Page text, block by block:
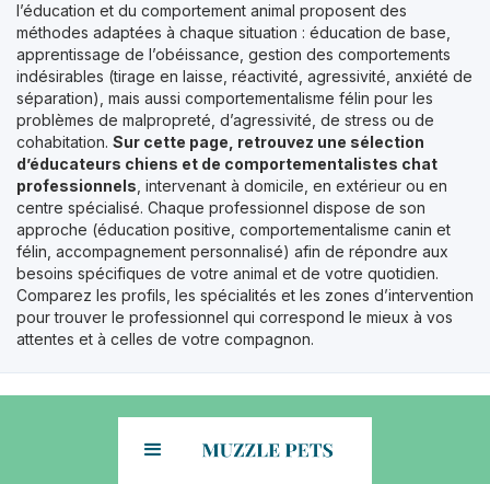
l’éducation et du comportement animal proposent des
méthodes adaptées à chaque situation : éducation de base,
apprentissage de l’obéissance, gestion des comportements
indésirables (tirage en laisse, réactivité, agressivité, anxiété de
séparation), mais aussi comportementalisme félin pour les
problèmes de malpropreté, d’agressivité, de stress ou de
cohabitation. Sur cette page, retrouvez une sélection
d’éducateurs chiens et de comportementalistes chat
professionnels , intervenant à domicile, en extérieur ou en
centre spécialisé. Chaque professionnel dispose de son
approche (éducation positive, comportementalisme canin et
félin, accompagnement personnalisé) afin de répondre aux
besoins spécifiques de votre animal et de votre quotidien.
Comparez les profils, les spécialités et les zones d’intervention
pour trouver le professionnel qui correspond le mieux à vos
attentes et à celles de votre compagnon.